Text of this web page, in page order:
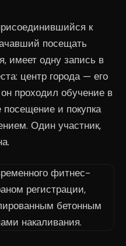
к
посещать
имеет одну запись в
центр города — его
проходил обучение в
и покупка
Один участник,